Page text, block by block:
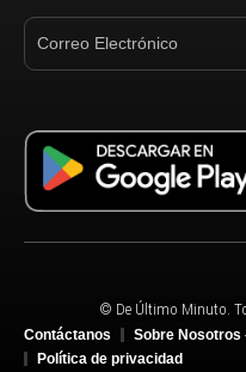
© De Último Minuto.
Contáctanos
Sobre Nosotros
Política de privacidad